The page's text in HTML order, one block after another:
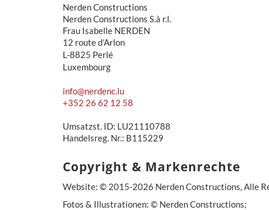
Nerden Constructions
Nerden Constructions S.à r.l.
Frau Isabelle NERDEN
12 route d’Arlon
L-8825 Perlé
Luxembourg
info@nerdenc.lu
+352 26 62 12 58
Umsatzst. ID: LU21110788
Handelsreg. Nr.: B115229
Copyright & Markenrechte
Website: © 2015-2026 Nerden Constructions, Alle
Fotos & Illustrationen: © Nerden Constructions;